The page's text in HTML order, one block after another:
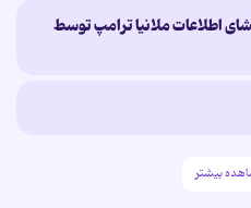
اطلاعات ملانیا ترامپ توسط
بیشتر